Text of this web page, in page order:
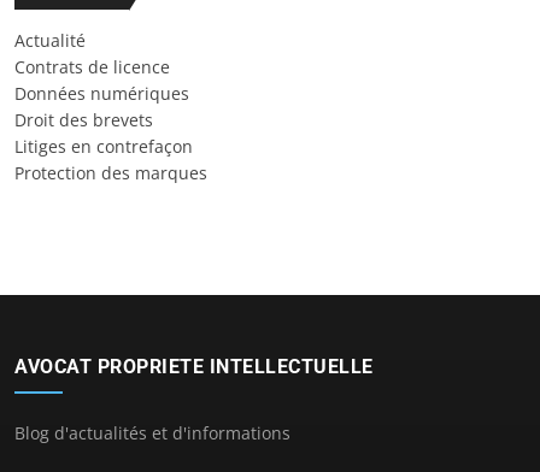
Actualité
Contrats de licence
Données numériques
Droit des brevets
Litiges en contrefaçon
Protection des marques
AVOCAT PROPRIETE INTELLECTUELLE
Blog d'actualités et d'informations